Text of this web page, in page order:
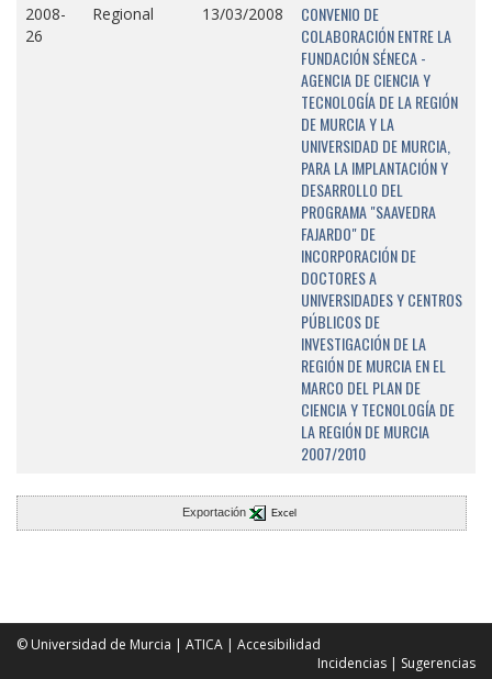
2008-
26
Regional 13/03/2008
CONVENIO DE
COLABORACIÓN ENTRE LA
FUNDACIÓN SÉNECA -
AGENCIA DE CIENCIA Y
TECNOLOGÍA DE LA REGIÓN
DE MURCIA Y LA
UNIVERSIDAD DE MURCIA,
PARA LA IMPLANTACIÓN Y
DESARROLLO DEL
PROGRAMA "SAAVEDRA
FAJARDO" DE
INCORPORACIÓN DE
DOCTORES A
UNIVERSIDADES Y CENTROS
PÚBLICOS DE
INVESTIGACIÓN DE LA
REGIÓN DE MURCIA EN EL
MARCO DEL PLAN DE
CIENCIA Y TECNOLOGÍA DE
LA REGIÓN DE MURCIA
2007/2010
Exportación Excel
© Universidad de Murcia | ATICA | Accesibilidad
Incidencias | Sugerencias